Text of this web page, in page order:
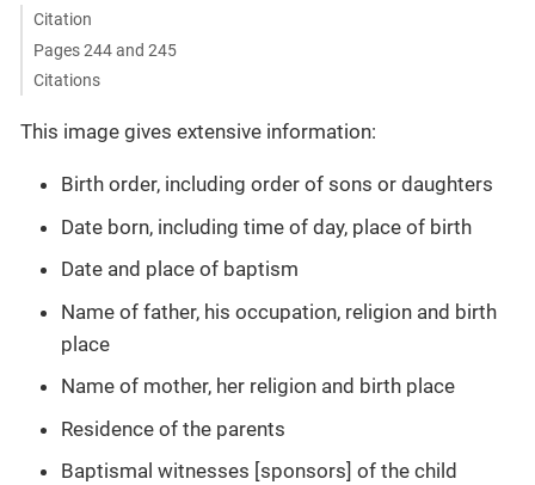
Citation
Pages 244 and 245
Citations
This image gives extensive information:
Birth order, including order of sons or daughters
Date born, including time of day, place of birth
Date and place of baptism
Name of father, his occupation, religion and birth
place
Name of mother, her religion and birth place
Residence of the parents
Baptismal witnesses [sponsors] of the child